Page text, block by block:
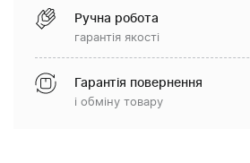
Ручна робота
гарантія якості
Гарантія повернення
і обміну товару